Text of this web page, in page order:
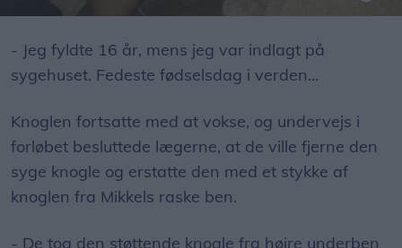
- Jeg fyldte 16 år, mens jeg var indlagt på
sygehuset. Fedeste fødselsdag i verden...
Knoglen fortsatte med at vokse, og undervejs i
forløbet besluttede lægerne, at de ville fjerne den
syge knogle og erstatte den med et stykke af
knoglen fra Mikkels raske ben.
- De tog den støttende knogle fra højre underben